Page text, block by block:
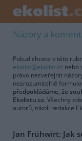
Názory a
Pokud chcete v této
ekolist@ekolist.cz nebo
právo nezveřejnit
nesrozumitelně
předpokládáme, že
Ekolistu.cz. Všechny
autorů, nikoli redakce
Jan Frühwirt: Jak